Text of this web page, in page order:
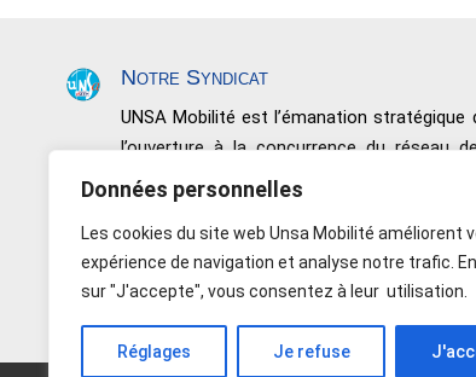
Données personnelles
Les cookies du site web Unsa Mobilité améliorent
expérience de navigation et analyse notre trafic.
sur "J'accepte", vous consentez à leur utilisation.
Réglages Je refuse
Notre Syndicat
UNSA Mobilité est l’émanation
l’ouverture à la concurrence du réseau
négociations, de conquêtes sociales et de
Nous défendons toutes les catégories
Salariés non issus de l’encadrement, les
Indépendance – Rapport de force –